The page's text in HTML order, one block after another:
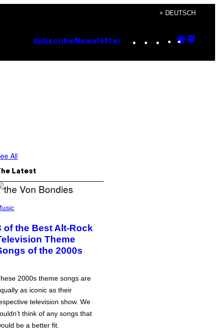
+ DEUTSCH
Subscribe Newsletter Instagram
TikTok
YouTube
Google
All
Latest
of the Best Alt-Rock
Theme
of the 2000s
2000s theme songs are
as iconic as their
television show. We
think of any songs that
be a better fit.